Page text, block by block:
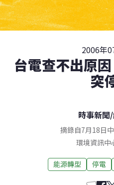
2006年
台電查不出原
突
時事新聞/
摘錄自7月18日
環境資訊中
能源轉型 停電